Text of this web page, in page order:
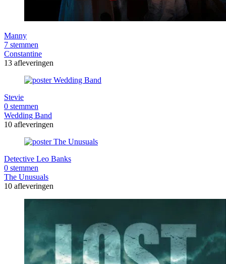
Manny
7 stemmen
Constantine
13 afleveringen
Stevie
0 stemmen
Wedding Band
10 afleveringen
Detective Leo Banks
0 stemmen
The Unusuals
10 afleveringen